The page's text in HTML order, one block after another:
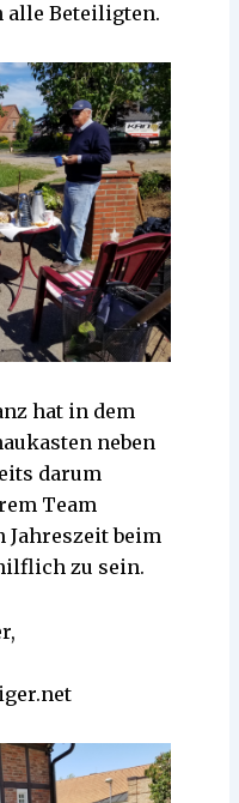
alle Beteiligten.
hat in dem
neben
darum
Team
Jahreszeit beim
zu sein.